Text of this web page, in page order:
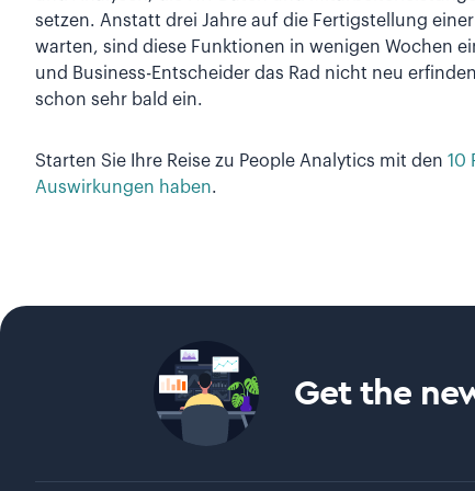
setzen. Anstatt drei Jahre auf die Fertigstellung
warten, sind diese Funktionen in wenigen Wochen
und Business-Entscheider das Rad nicht neu
schon sehr bald ein.
Starten Sie Ihre Reise zu People Analytics mit den 10
Auswirkungen haben.
Get the